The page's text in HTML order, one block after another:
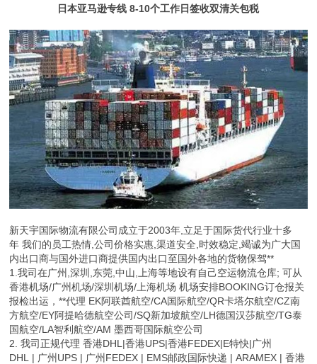
日本亚马逊专线 8-10个工作日签收双清关包税
新天宇国际物流有限公司成立于2003年,立足于国际货代行业十多
年 我们的员工热情,公司价格实惠,渠道安全,时效稳定,竭诚为广大国
内出口商与国外进口商提供国内出口至国外各地的货物保驾**
1.我司在广州,深圳,东莞,中山,上海等地设有自己空运物流仓库; 可从
香港机场/广州机场/深圳机场/上海机场 机场安排BOOKING订仓报关
报检出运，**代理 EK阿联酋航空/CA国际航空/QR卡塔尔航空/CZ南
方航空/EY阿提哈德航空公司/SQ新加坡航空/LH德国汉莎航空/TG泰
国航空/LA智利航空/AM 墨西哥国际航空公司
2. 我司正规代理 香港DHL|香港UPS|香港FEDEX|E特快|广州
DHL | 广州UPS | 广州FEDEX | EMS邮政国际快递 | ARAMEX | 香港